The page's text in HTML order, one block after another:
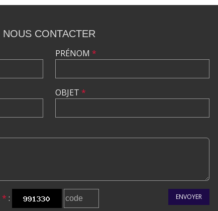
NOUS CONTACTER
PRÉNOM *
OBJET *
* : ENVOYER